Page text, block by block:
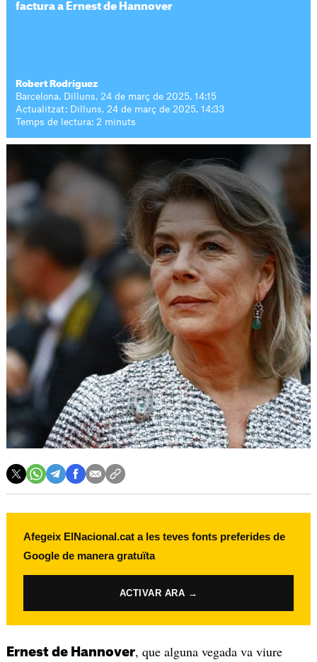
factura a Ernest de Hannover
Robert Rodríguez
Barcelona. Dilluns, 24 de març de 2025. 14:15
Actualitzat: Dilluns, 24 de març de 2025. 14:33
Temps de lectura: 2 minuts
Afegeix ElNacional.cat a les teves fonts preferides de
Google de manera gratuïta
ACTIVAR ARA →
Ernest de Hannover, que alguna vegada va viure